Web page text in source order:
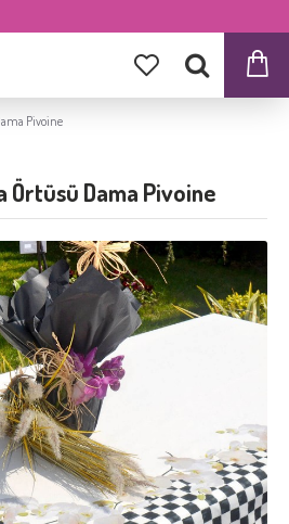
Pivoine
Örtüsü Dama Pivoine